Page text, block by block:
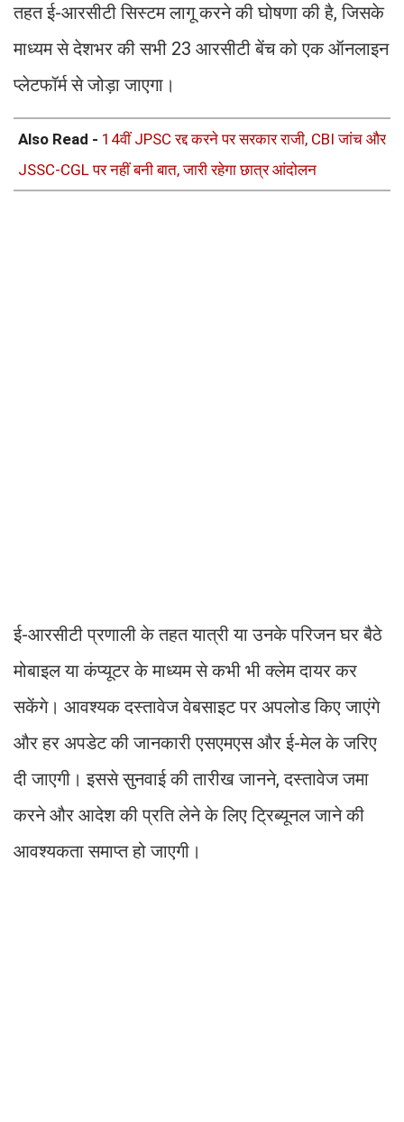
तहत ई-आरसीटी सिस्टम लागू करने की घोषणा की है, जिसके
माध्यम से देशभर की सभी 23 आरसीटी बेंच को एक ऑनलाइन
प्लेटफॉर्म से जोड़ा जाएगा।
Also Read - 14वीं JPSC रद्द करने पर सरकार राजी, CBI जांच और
JSSC-CGL पर नहीं बनी बात, जारी रहेगा छात्र आंदोलन
ई-आरसीटी प्रणाली के तहत यात्री या उनके परिजन घर बैठे
मोबाइल या कंप्यूटर के माध्यम से कभी भी क्लेम दायर कर
सकेंगे। आवश्यक दस्तावेज वेबसाइट पर अपलोड किए जाएंगे
और हर अपडेट की जानकारी एसएमएस और ई-मेल के जरिए
दी जाएगी। इससे सुनवाई की तारीख जानने, दस्तावेज जमा
करने और आदेश की प्रति लेने के लिए ट्रिब्यूनल जाने की
आवश्यकता समाप्त हो जाएगी।